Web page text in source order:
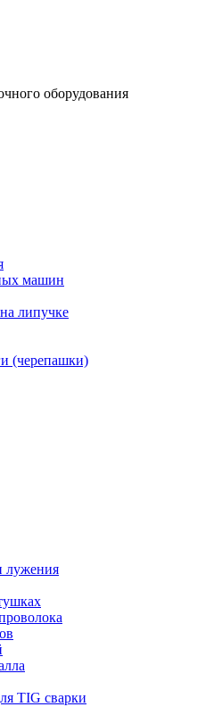
оборудования
машин
липучке
(черепашки)
лужения
TIG сварки